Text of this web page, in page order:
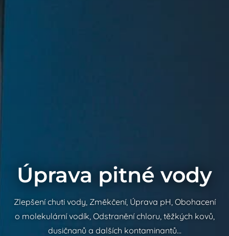
Úprava pitné vody
Zlepšení chuti vody, Změkčení, Úprava pH, Obohacení
o molekulární vodík, Odstranění chloru, těžkých kovů,
dusičnanů a dalších kontaminantů…